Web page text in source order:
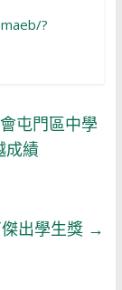
?
屯門區中學
成績
出學生獎 →